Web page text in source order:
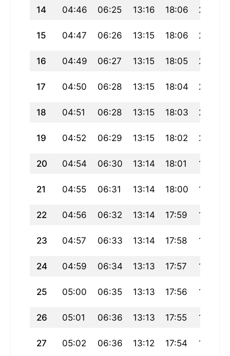
14 04:46 06:25 13:16 18:06 20:06
15 04:47 06:26 13:15 18:06 20:05
16 04:49 06:27 13:15 18:05 20:04
17 04:50 06:28 13:15 18:04 20:02
18 04:51 06:28 13:15 18:03 20:01
19 04:52 06:29 13:15 18:02 20:00
20 04:54 06:30 13:14 18:01 19:58
21 04:55 06:31 13:14 18:00 19:57
22 04:56 06:32 13:14 17:59 19:56
23 04:57 06:33 13:14 17:58 19:54
24 04:59 06:34 13:13 17:57 19:53
25 05:00 06:35 13:13 17:56 19:51
26 05:01 06:36 13:13 17:55 19:50
27 05:02 06:36 13:12 17:54 19:49